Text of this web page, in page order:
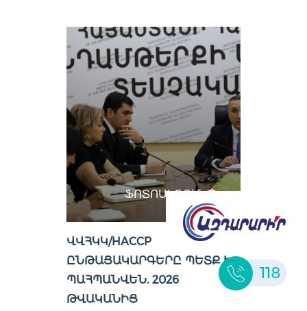
ՖՈՏՈԱԼԲՈՄ
ՎՎՀԿԿ/HACCP
ԸՆԹԱՑԱԿԱՐԳԵՐԸ ՊԵՏՔ Է
ՊԱՀՊԱՆՎԵՆ. 2026
ԹՎԱԿԱՆԻՑ
118